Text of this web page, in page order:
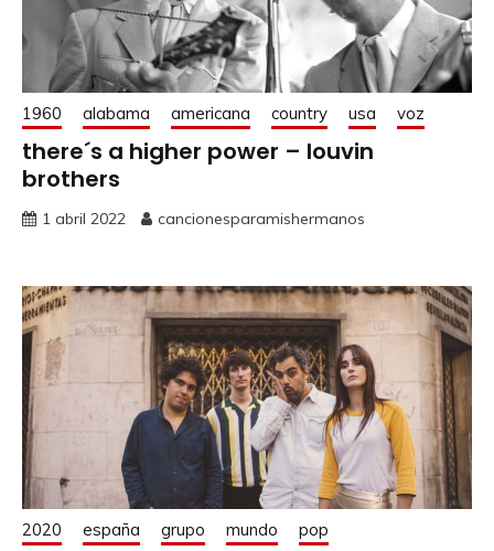
1960 alabama americana country usa voz
there´s a higher power – louvin
brothers
1 abril 2022 cancionesparamishermanos
2020 españa grupo mundo pop